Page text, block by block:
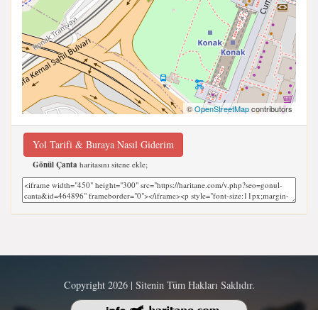
©OpenStreetMapcontributors
Yol Tarifi & Buraya Nasıl Giderim
Gönül Çanta haritasını sitene ekle;
Copyright 2026 | Sitenin Tüm Hakları Saklıdır.